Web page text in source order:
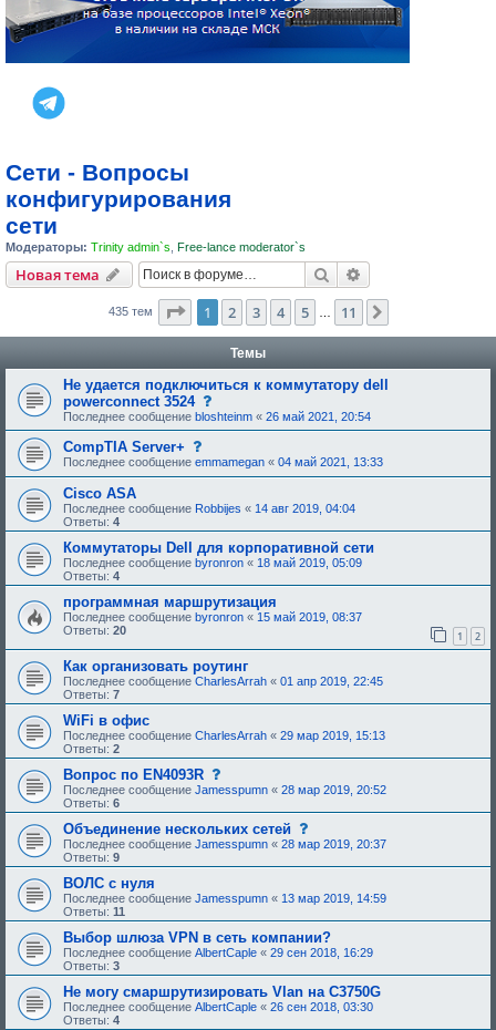
Сети - Вопросы
конфигурирования
сети
Модераторы: Trinity admin`s Free-lance moderator`s
Новая тема Поиск
435 тем Страница из 11
1 2 3 4 5 11
Темы
Не удается подключиться к коммутатору dell
powerconnect 3524
а
н
я
т
м
н
е
б
ы
л
а
о
д
б
р
е
а
Последнее сообщение bloshteinm « 26 май 2021, 20:54
CompTIA Server+
а
н
я
м
а
е
б
ы
д
о
н
.
Последнее сообщение emmamegan « 04 май 2021, 13:33
Cisco ASA
Последнее сообщение Robbijes « 14 авг 2019, 04:04
Ответы: 4
Коммутаторы Dell для корпоративной сети
Последнее сообщение byronron « 18 май 2019, 05:09
Ответы: 4
программная маршрутизация
Последнее сообщение byronron « 15 май 2019, 08:37
Ответы: 20 1 2
Как организовать роутинг
Последнее сообщение CharlesArrah « 01 апр 2019, 22:45
Ответы: 7
WiFi в офис
Последнее сообщение CharlesArrah « 29 мар 2019, 15:13
Ответы: 2
Вопрос по EN4093R
о
о
б
щ
е
н
и
т
р
б
у
е
е
Последнее сообщение Jamesspumn « 28 мар 2019, 20:52
Ответы: 6
Объединение нескольких сетей
о
о
б
н
и
е
,
т
р
б
у
Последнее сообщение Jamesspumn « 28 мар 2019, 20:37
Ответы: 9
ВОЛС с нуля
Последнее сообщение Jamesspumn « 13 мар 2019, 14:59
Ответы: 11
Выбор шлюза VPN в сеть компании?
Последнее сообщение AlbertCaple « 29 сен 2018, 16:29
Ответы: 3
Не могу смаршрутизировать Vlan на C3750G
Последнее сообщение AlbertCaple « 26 сен 2018, 03:30
Ответы: 4